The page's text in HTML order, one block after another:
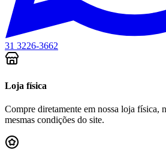
31 3226-3662
Loja física
Compre diretamente em nossa loja física,
mesmas condições do site.